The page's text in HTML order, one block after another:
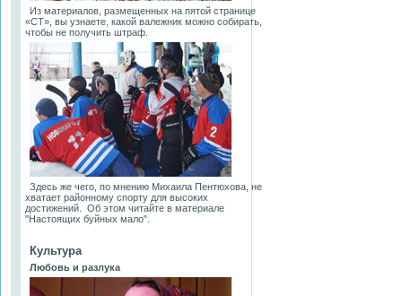
Из материалов, размещенных на пятой странице
«СТ», вы узнаете, какой валежник можно собирать,
чтобы не получить штраф.
Здесь же чего, по мнению Михаила Пентюхова, не
хватает районному спорту для высоких
достижений. Об этом читайте в материале
"Настоящих буйных мало".
Культура
Любовь и разлука